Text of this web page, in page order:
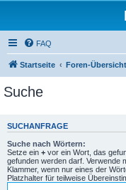
FAQ
Startseite Foren-Übersicht
Suche
SUCHANFRAGE
Suche nach Wörtern:
Setze ein + vor ein Wort, das
gefunden werden darf. Verwende
Klammer, wenn nur eines der
Platzhalter für teilweise